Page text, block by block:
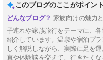
このブログのここがポイント
家族向けの魅力
子連れや家族旅行をテーマに、
紹介しています。温泉や宿泊プ
しく解説しながら、実際に足を
真や体験談を交えて、行きたく